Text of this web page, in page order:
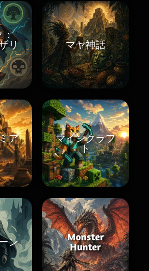
：
リ
マヤ神話
ア
マインクラフ
ト
ン
Monster
Hunter